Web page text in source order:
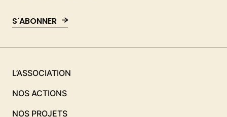
S'ABONNER
L’ASSOCIATION
NOS ACTIONS
NOS PROJETS